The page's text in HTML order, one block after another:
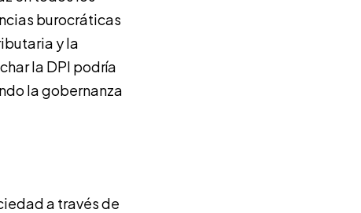
burocráticas
y la
la DPI podría
la gobernanza
a través de